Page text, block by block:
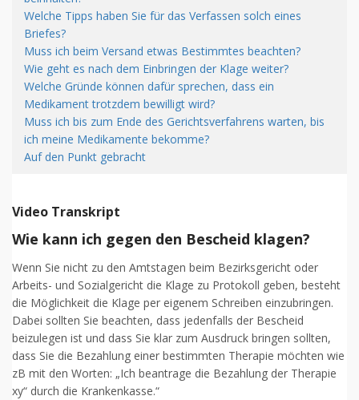
Welche Tipps haben Sie für das Verfassen solch eines
Briefes?
Muss ich beim Versand etwas Bestimmtes beachten?
Wie geht es nach dem Einbringen der Klage weiter?
Welche Gründe können dafür sprechen, dass ein
Medikament trotzdem bewilligt wird?
Muss ich bis zum Ende des Gerichtsverfahrens warten, bis
ich meine Medikamente bekomme?
Auf den Punkt gebracht
Video Transkript
Wie kann ich gegen den Bescheid klagen?
Wenn Sie nicht zu den Amtstagen beim Bezirksgericht oder
Arbeits- und Sozialgericht die Klage zu Protokoll geben, besteht
die Möglichkeit die Klage per eigenem Schreiben einzubringen.
Dabei sollten Sie beachten, dass jedenfalls der Bescheid
beizulegen ist und dass Sie klar zum Ausdruck bringen sollten,
dass Sie die Bezahlung einer bestimmten Therapie möchten wie
zB mit den Worten: „Ich beantrage die Bezahlung der Therapie
xy“ durch die Krankenkasse.“